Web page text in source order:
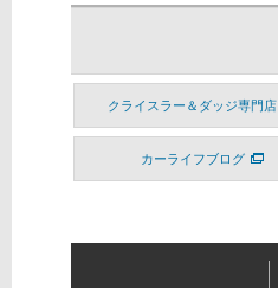
クライスラー＆ダッジ専門店
カーライフブログ